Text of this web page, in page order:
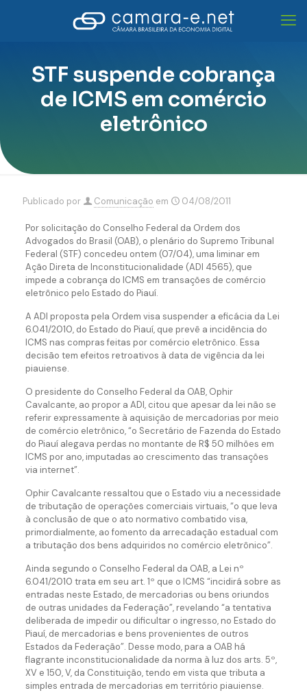
STF suspende cobrança
de ICMS em comércio
eletrônico
Publicado por Comunicação em 04/08/2011
Por solicitação do Conselho Federal da Ordem dos
Advogados do Brasil (OAB), o plenário do Supremo Tribunal
Federal (STF) concedeu ontem (07/04), uma liminar em
Ação Direta de Inconstitucionalidade (ADI 4565), que
impede a cobrança do ICMS em transações de comércio
eletrônico pelo Estado do Piauí.
A ADI proposta pela Ordem visa suspender a eficácia da Lei
6.041/2010, do Estado do Piauí, que prevê a incidência do
ICMS nas compras feitas por comércio eletrônico. Essa
decisão tem efeitos retroativos à data de vigência da lei
piauiense.
O presidente do Conselho Federal da OAB, Ophir
Cavalcante, ao propor a ADI, citou que apesar da lei não se
referir expressamente à aquisição de mercadorias por meio
de comércio eletrônico, “o Secretário de Fazenda do Estado
do Piauí alegava perdas no montante de R$ 50 milhões em
ICMS por ano, imputadas ao crescimento das transações
via internet”.
Ophir Cavalcante ressaltou que o Estado viu a necessidade
de tributação de operações comerciais virtuais, “o que leva
à conclusão de que o ato normativo combatido visa,
primordialmente, ao fomento da arrecadação estadual com
a tributação dos bens adquiridos no comércio eletrônico”.
Ainda segundo o Conselho Federal da OAB, a Lei nº
6.041/2010 trata em seu art. 1º que o ICMS “incidirá sobre as
entradas neste Estado, de mercadorias ou bens oriundos
de outras unidades da Federação”, revelando “a tentativa
deliberada de impedir ou dificultar o ingresso, no Estado do
Piauí, de mercadorias e bens provenientes de outros
Estados da Federação”. Desse modo, para a OAB há
flagrante inconstitucionalidade da norma à luz dos arts. 5º,
XV e 150, V, da Constituição, tendo em vista que tributa a
simples entrada de mercadorias em território piauiense.